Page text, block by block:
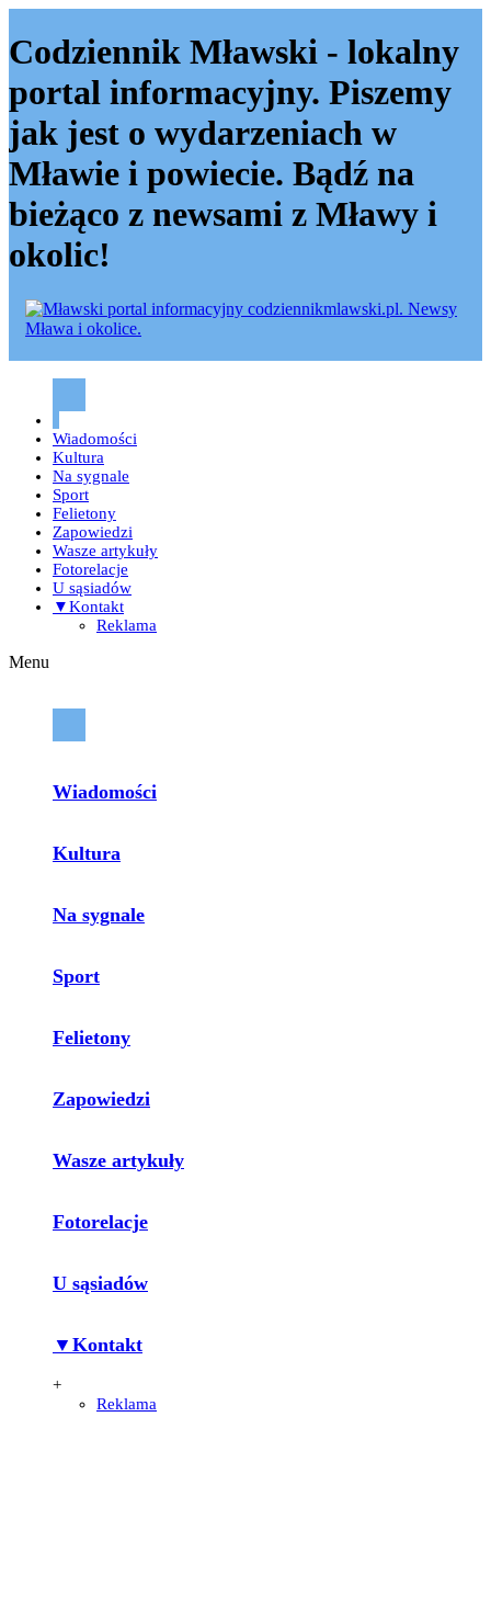
Codziennik Mławski - lokalny
portal informacyjny. Piszemy
jak jest o wydarzeniach w
Mławie i powiecie. Bądź na
bieżąco z newsami z Mławy i
okolic!
Codziennik mławski – Mława
Wiadomości
Kultura
Na sygnale
Sport
Felietony
Zapowiedzi
Wasze artykuły
Fotorelacje
U sąsiadów
▼Kontakt
Reklama
Menu
Wiadomości
Kultura
Na sygnale
Sport
Felietony
Zapowiedzi
Wasze artykuły
Fotorelacje
U sąsiadów
▼Kontakt
+
Reklama